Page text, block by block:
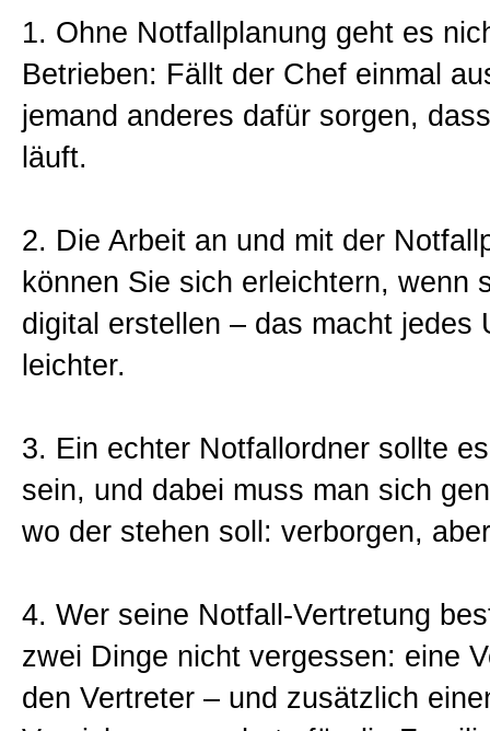
1. Ohne Notfallplanung geht es
Betrieben: Fällt der Chef einmal
jemand anderes dafür sorgen,
läuft.
2. Die Arbeit an und mit der
können Sie sich erleichtern, wenn
digital erstellen – das macht jedes
leichter.
3. Ein echter Notfallordner sollte
sein, und dabei muss man sich
wo der stehen soll: verborgen,
4. Wer seine Notfall-Vertretung
zwei Dinge nicht vergessen: eine
den Vertreter – und zusätzlich